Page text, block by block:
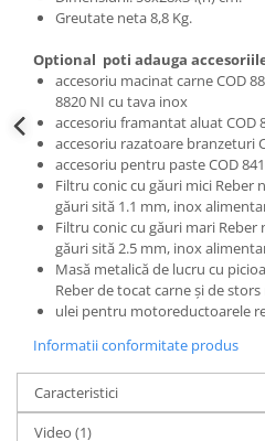
Greutate neta 8,8 Kg.
Optional poti adauga
accesoriu macinat carne COD
8820 NI cu tava inox
accesoriu framantat aluat COD
accesoriu razatoare branzeturi
accesoriu pentru paste COD
Filtru conic cu găuri mici Reber
găuri sită 1.1 mm, inox
Filtru conic cu găuri mari Reber
găuri sită 2.5 mm, inox
Masă metalică de lucru cu
Reber de tocat carne și de stors
ulei pentru motoreductoarele
Informatii conformitate produs
Caracteristici
Video (1)